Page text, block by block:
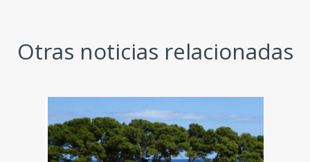
Otras noticias relacionadas